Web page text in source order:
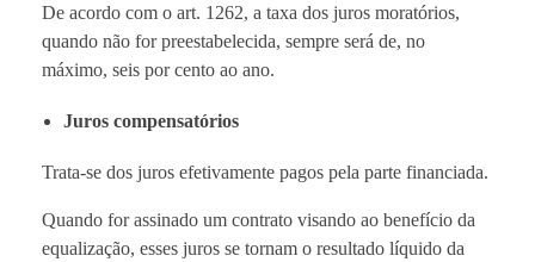
De acordo com o art. 1262, a taxa dos juros moratórios,
quando não for preestabelecida, sempre será de, no
máximo, seis por cento ao ano.
Juros compensatórios
Trata-se dos juros efetivamente pagos pela parte financiada.
Quando for assinado um contrato visando ao benefício da
equalização, esses juros se tornam o resultado líquido da